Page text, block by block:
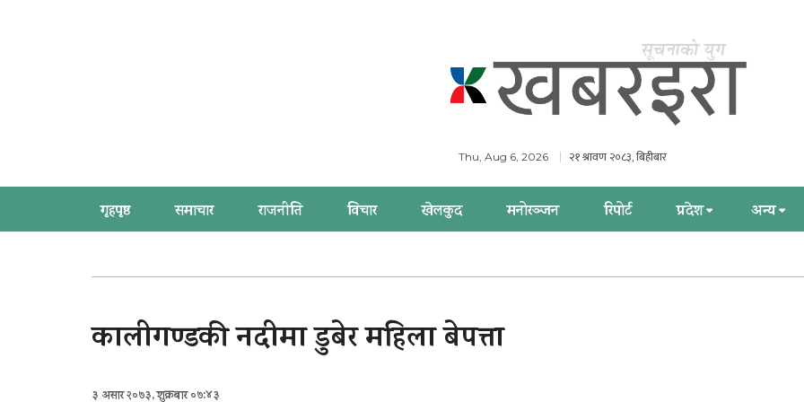
Thu, Aug 6, 2026 २१ श्रावण २०८३, बिहीबार
गृहपृष्ठ समाचार राजनीति विचार खेलकुद मनोरञ्जन रिपोर्ट प्रदेश अन्य
कालीगण्डकी नदीमा डुबेर महिला बेपत्ता
३ असार २०७३, शुक्रबार ०७:४३